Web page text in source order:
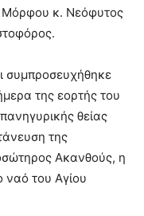
Μόρφου κ. Νεόφυτος
συμπροσευχήθηκε
της εορτής του
θείας
της
Ακανθούς, η
ναό του Αγίου